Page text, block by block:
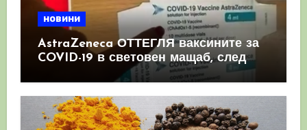
новини
AstraZeneca ОТТЕГЛЯ ваксините за
COVID-19 в световен мащаб, след
като призна, че те причиняват